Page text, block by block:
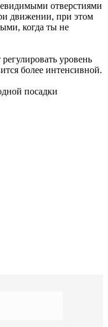
отверстиями
движении, при этом
когда ты не
уровень
более интенсивной.
посадки